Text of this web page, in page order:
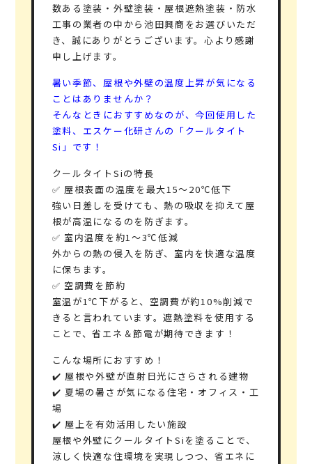
数ある塗装・外壁塗装・屋根遮熱塗装・防水
工事の業者の中から池田興商をお選びいただ
き、誠にありがとうございます。心より感謝
申し上げます。
暑い季節、屋根や外壁の温度上昇が気になる
ことはありませんか？
そんなときにおすすめなのが、今回使用した
塗料、エスケー化研さんの「クールタイト
Si」です！
クールタイトSiの特長
✅ 屋根表面の温度を最大15～20℃低下
強い日差しを受けても、熱の吸収を抑えて屋
根が高温になるのを防ぎます。
✅ 室内温度を約1～3℃低減
外からの熱の侵入を防ぎ、室内を快適な温度
に保ちます。
✅ 空調費を節約
室温が1℃下がると、空調費が約10%削減で
きると言われています。遮熱塗料を使用する
ことで、省エネ＆節電が期待できます！
こんな場所におすすめ！
✔️ 屋根や外壁が直射日光にさらされる建物
✔️ 夏場の暑さが気になる住宅・オフィス・工
場
✔️ 屋上を有効活用したい施設
屋根や外壁にクールタイトSiを塗ることで、
涼しく快適な住環境を実現しつつ、省エネに